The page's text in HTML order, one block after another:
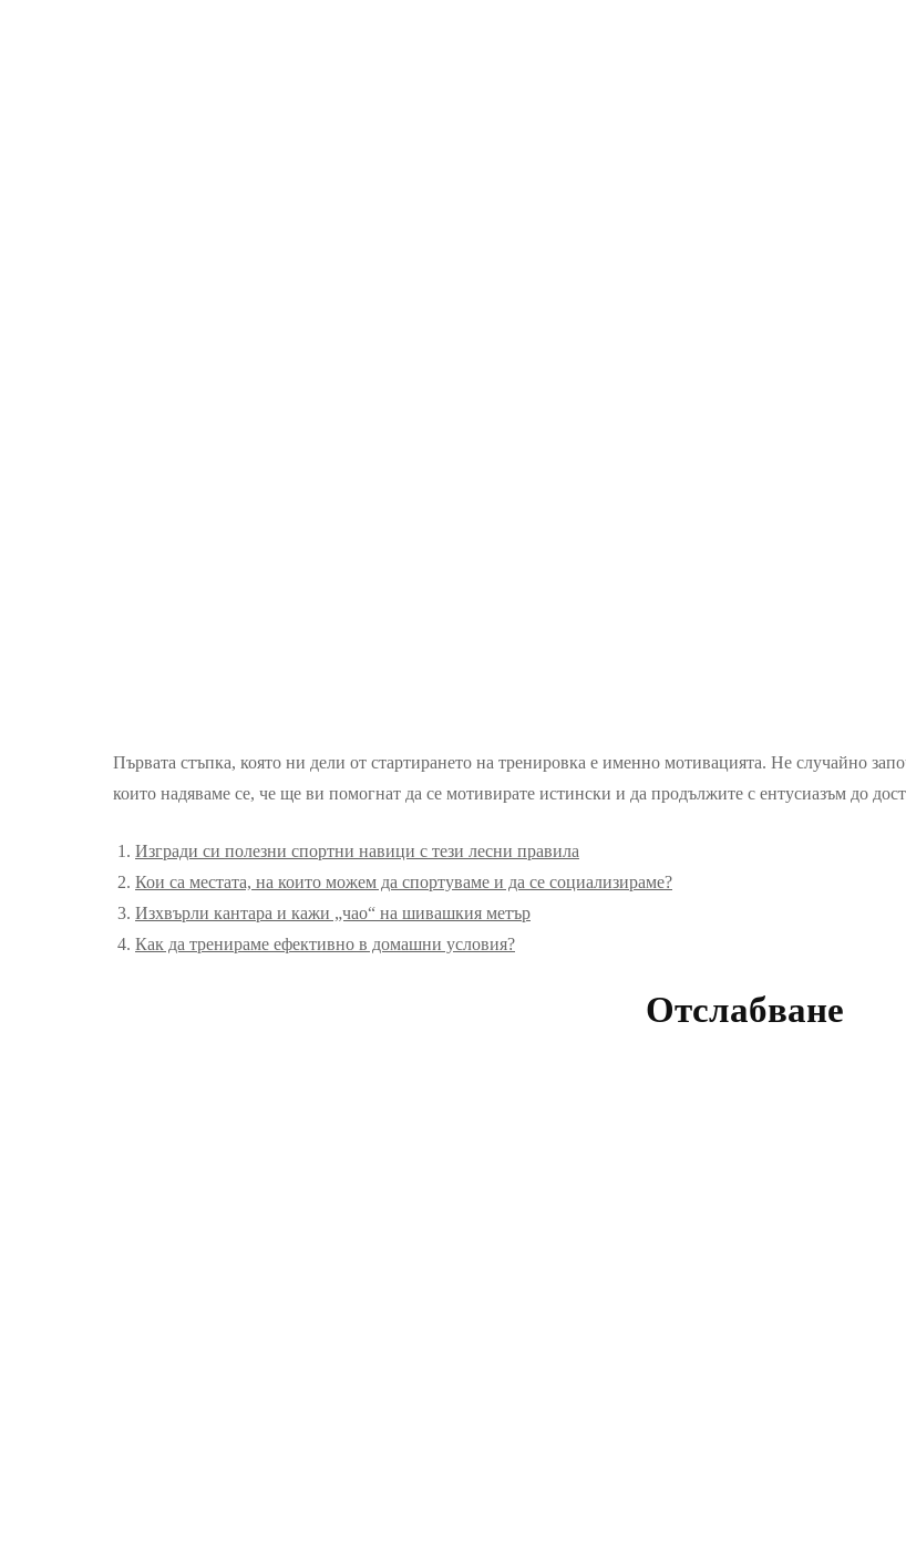
Първата стъпка, която ни дели от стартирането на тренировка е именно мотивацията. Не случайно
които надяваме се, че ще ви помогнат да се мотивирате истински и да продължите с ентусиазъм до
Изгради си полезни спортни навици с тези лесни правила
Кои са местата, на които можем да спортуваме и да се социализираме?
Изхвърли кантара и кажи „чао“ на шивашкия метър
Как да тренираме ефективно в домашни условия?
Отслабване